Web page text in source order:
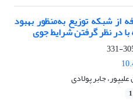
از شبکه توزیع به‌منظور بهبود
در نظر گرفتن شرایط جوی
305-
جابر پولادی